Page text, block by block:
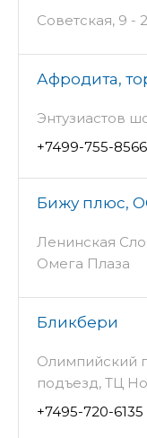
Советская, 9 -
Афродита,
Энтузиастов
+7499-755-8566
Бижу плюс,
Ленинская
Омега Плаза
Бликбери
Олимпийский
подъезд, ТЦ
+7495-720-6135